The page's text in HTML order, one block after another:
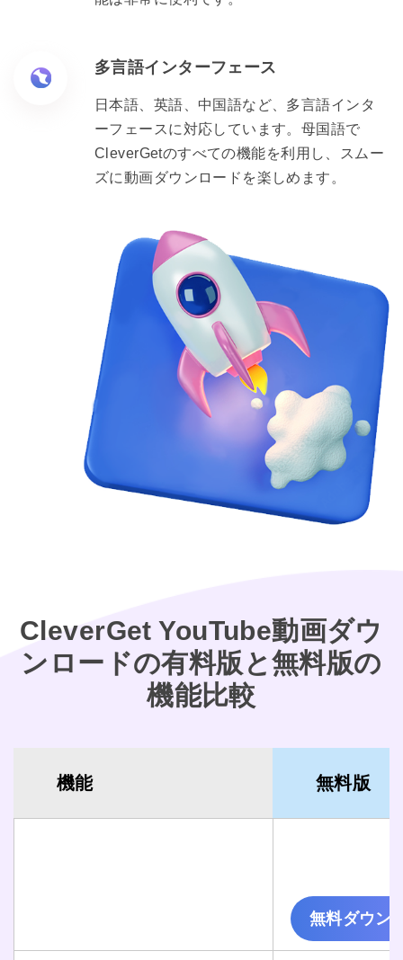
多言語インターフェース
日本語、英語、中国語など、多言語インタ
ーフェースに対応しています。母国語で
CleverGetのすべての機能を利用し、スムー
ズに動画ダウンロードを楽しめます。
CleverGet YouTube動画ダウ
ンロードの有料版と無料版の
機能比較
機能 無料版
無料ダウン